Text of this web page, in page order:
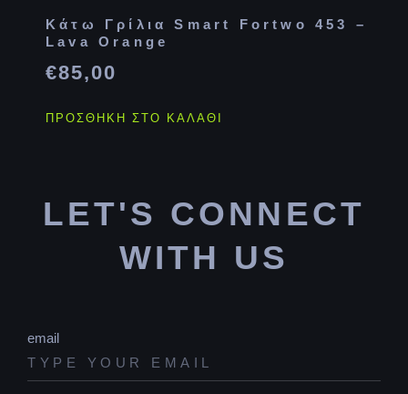
Κάτω Γρίλια Smart Fortwo 453 –
Lava Orange
€85,00
ΠΡΟΣΘΉΚΗ ΣΤΟ ΚΑΛΆΘΙ
LET'S CONNECT
WITH US
email